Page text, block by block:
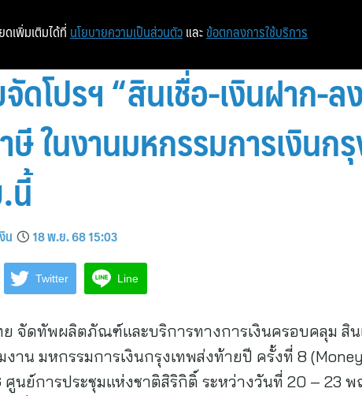
หน้าแรก ท่องเที่ยว
ดโปรฯ “สินเชื่อ-เงินฝาก-
ในงานมหกรรมการเงิน
นี้
น 18 พ.ย. 68 15:03
Twitter Line
ย จัดทัพผลิตภัณฑ์และบริการทางการเงินครอบคลุม สิน
าน มหกรรมการเงินกรุงเทพส่งท้ายปี ครั้งที่ 8
ศูนย์การประชุมแห่งชาติสิริกิติ์ ระหว่างวันที่ 20 – 23
ดเพิ่มเติมได้ที่ นโยบายความเป็นส่วนตัว และ ข้อตกลงการใช้บริการ